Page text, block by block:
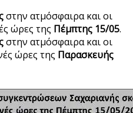
στην ατμόσφαιρα και οι
ώρες της Πέμπτης 15/05.
στην ατμόσφαιρα και οι
ώρες της Παρασκευής